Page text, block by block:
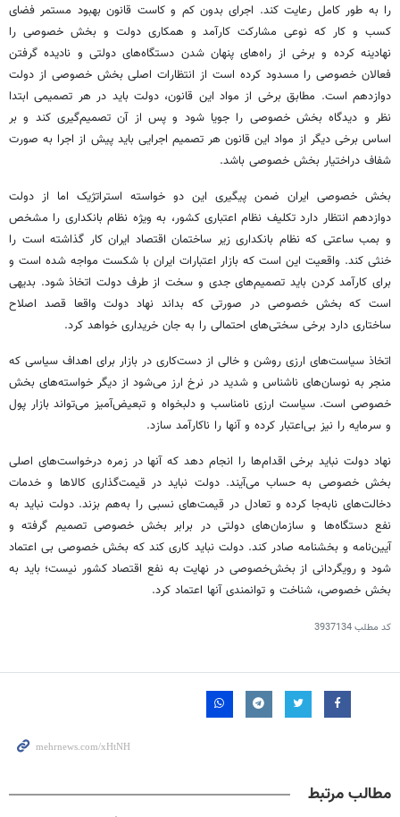
را به طور کامل رعایت کند. اجرای بدون کم و کاست قانون بهبود مستمر فضای
کسب و کار که نوعی مشارکت کارآمد و همکاری دولت و بخش خصوصی را
نهادینه کرده و برخی از راه‌های پنهان شدن دستگاه‌های دولتی و نادیده گرفتن
فعالان خصوصی را مسدود کرده است از انتظارات اصلی بخش خصوصی از دولت
دوازدهم است. مطابق برخی از مواد این قانون، دولت باید در هر تصمیمی ابتدا
نظر و دیدگاه بخش خصوصی را جویا شود و پس از آن تصمیم‌گیری کند و بر
اساس برخی دیگر از مواد این قانون هر تصمیم اجرایی باید پیش از اجرا به صورت
شفاف دراختیار بخش خصوصی باشد.
بخش خصوصی ایران ضمن پیگیری این دو خواسته استراتژیک اما از دولت
دوازدهم انتظار دارد تکلیف نظام اعتباری کشور، به ویژه نظام بانکداری را مشخص
و بمب ساعتی که نظام بانکداری زیر ساختمان اقتصاد ایران کار گذاشته است را
خنثی کند. واقعیت این است که بازار اعتبارات ایران با شکست مواجه شده است و
برای کارآمد کردن باید تصمیم‌های جدی و سخت از طرف دولت اتخاذ شود. بدیهی
است که بخش خصوصی در صورتی که بداند نهاد دولت واقعا قصد اصلاح
ساختاری دارد برخی سختی‌های احتمالی را به جان خریداری خواهد کرد.
اتخاذ سیاست‌های ارزی روشن و خالی از دست‌کاری در بازار برای اهداف سیاسی که
منجر به نوسان‌های ناشناس و شدید در نرخ ارز می‌شود از دیگر خواسته‌های بخش
خصوصی است. سیاست ارزی نامناسب و دلبخواه و تبعیض‌آمیز می‌تواند بازار پول
و سرمایه را نیز بی‌اعتبار کرده و آنها را ناکارآمد سازد.
نهاد دولت نباید برخی اقدام‌ها را انجام دهد که آنها در زمره درخواست‌های اصلی
بخش خصوصی به حساب می‌آیند. دولت نباید در قیمت‌گذاری کالاها و خدمات
دخالت‌های نابه‌جا کرده و تعادل در قیمت‌های نسبی را به‌هم بزند. دولت نباید به
نفع دستگاه‌ها و سازمان‌های دولتی در برابر بخش خصوصی تصمیم گرفته و
آیین‌نامه و بخشنامه صادر کند. دولت نباید کاری کند که بخش خصوصی بی اعتماد
شود و رویگردانی از بخش‌خصوصی در نهایت به نفع اقتصاد کشور نیست؛ باید به
بخش خصوصی، شناخت و توانمندی آنها اعتماد کرد.
کد مطلب3937134
مطالب مرتبط